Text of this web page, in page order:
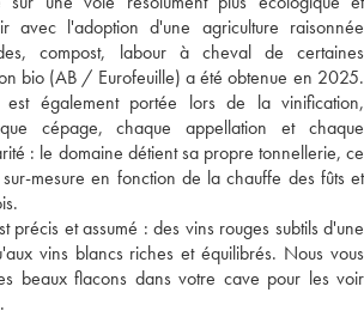
avec l'adoption d'une agriculture raisonnée
compost, labour à cheval de certaines
bio (AB / Eurofeuille) a été obtenue en 2025.
est également portée lors de la vinification,
cépage, chaque appellation et chaque
: le domaine détient sa propre tonnellerie, ce
mesure en fonction de la chauffe des fûts et
précis et assumé : des vins rouges subtils d'une
vins blancs riches et équilibrés. Nous vous
beaux flacons dans votre cave pour les voir